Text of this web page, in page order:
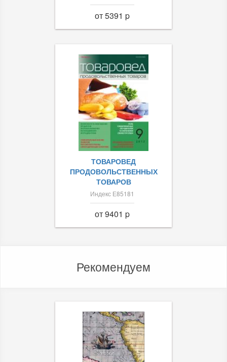
от 5391 p
ТОВАРОВЕД
ПРОДОВОЛЬСТВЕННЫХ
ТОВАРОВ
Индекс Е85181
от 9401 p
Рекомендуем